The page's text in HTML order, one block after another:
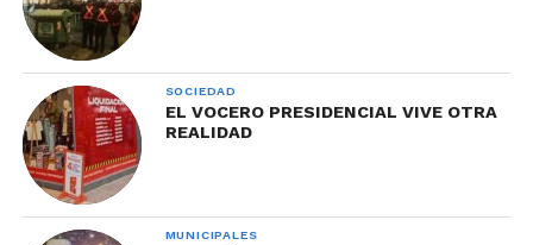
SOCIEDAD
EL VOCERO PRESIDENCIAL VIVE OTRA
REALIDAD
MUNICIPALES